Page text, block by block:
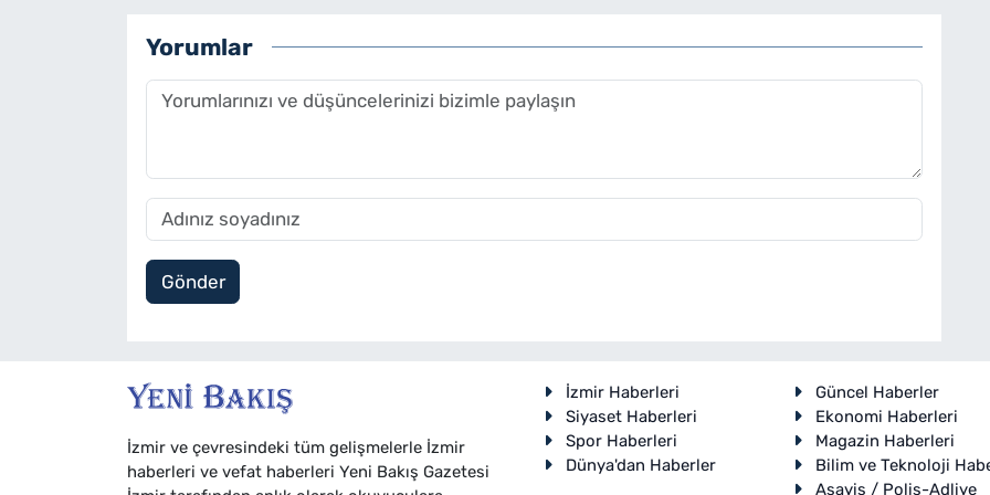
Yorumlar
Gönder
İzmir ve çevresindeki tüm gelişmelerle İzmir
haberleri ve vefat haberleri Yeni Bakış Gazetesi
İzmir Haberleri
Güncel Haberler
Siyaset Haberleri
Ekonomi Haberleri
Spor Haberleri
Magazin Haberleri
Dünya'dan Haberler
Bilim ve Teknoloji
Asayiş / Polis-Adliye